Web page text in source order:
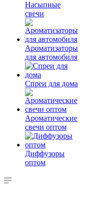
Насыпные
свечи
Ароматизаторы
для автомобиля
Спреи для дома
Ароматические
свечи оптом
Диффузоры
оптом